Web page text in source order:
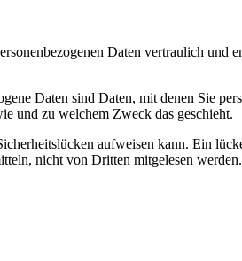
Daten vertraulich und
Daten sind Daten, mit denen Sie
und zu welchem Zweck das geschieht.
aufweisen kann. Ein
nicht von Dritten mitgelesen werden.